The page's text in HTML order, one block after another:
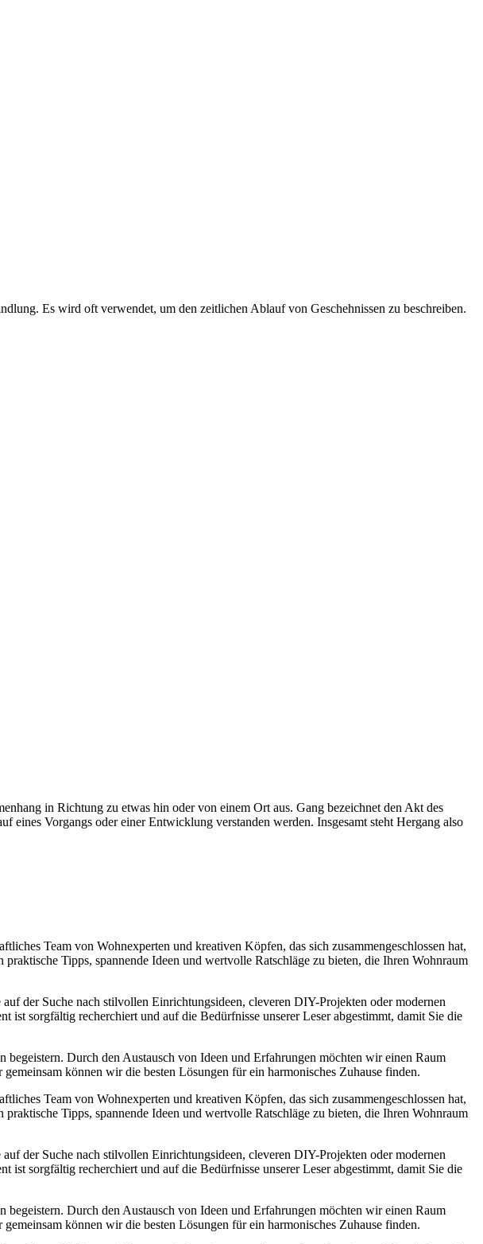
Es wird oft verwendet, um den zeitlichen Ablauf von Geschehnissen zu beschreiben.
in Richtung zu etwas hin oder von einem Ort aus. Gang bezeichnet den Akt des
eines Vorgangs oder einer Entwicklung verstanden werden. Insgesamt steht Hergang also
Team von Wohnexperten und kreativen Köpfen, das sich zusammengeschlossen hat,
Tipps, spannende Ideen und wertvolle Ratschläge zu bieten, die Ihren Wohnraum
der Suche nach stilvollen Einrichtungsideen, cleveren DIY-Projekten oder modernen
sorgfältig recherchiert und auf die Bedürfnisse unserer Leser abgestimmt, damit Sie die
Durch den Austausch von Ideen und Erfahrungen möchten wir einen Raum
können wir die besten Lösungen für ein harmonisches Zuhause finden.
Team von Wohnexperten und kreativen Köpfen, das sich zusammengeschlossen hat,
Tipps, spannende Ideen und wertvolle Ratschläge zu bieten, die Ihren Wohnraum
der Suche nach stilvollen Einrichtungsideen, cleveren DIY-Projekten oder modernen
sorgfältig recherchiert und auf die Bedürfnisse unserer Leser abgestimmt, damit Sie die
Durch den Austausch von Ideen und Erfahrungen möchten wir einen Raum
können wir die besten Lösungen für ein harmonisches Zuhause finden.